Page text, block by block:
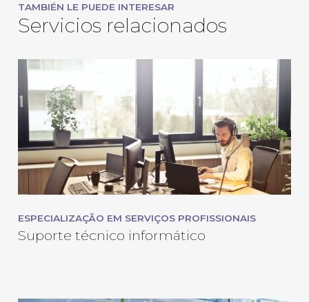
TAMBIÉN LE PUEDE INTERESAR
Servicios relacionados
ESPECIALIZAÇÃO EM SERVIÇOS PROFISSIONAIS
Suporte técnico informático